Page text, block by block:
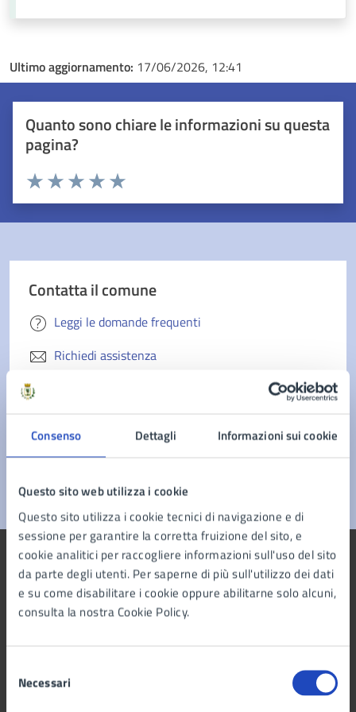
Consenso Dettagli Informazioni sui cookie
Questo sito web utilizza i cookie
Questo sito utilizza i cookie tecnici di navigazione e di
sessione per garantire la corretta fruizione del sito, e
cookie analitici per raccogliere informazioni sull'uso del sito
da parte degli utenti. Per saperne di più sull'utilizzo dei dati
e su come disabilitare i cookie oppure abilitarne solo alcuni,
consulta la nostra Cookie Policy.
delNecessari
Ultimo aggiornamento: 17/06/2026, 12:41
Quanto sono chiare le informazioni su questa
pagina?
Valuta 5 stelle su 5
Valuta 4 stelle su 5
Valuta 3 stelle su 5
Valuta 2 stelle su 5
Valuta 1 stelle su 5
Contatta il comune
Leggi le domande frequenti
Richiedi assistenza
Problemi in città
Segnala disservizio
Comune di Marano di Napoli
Organi di governo